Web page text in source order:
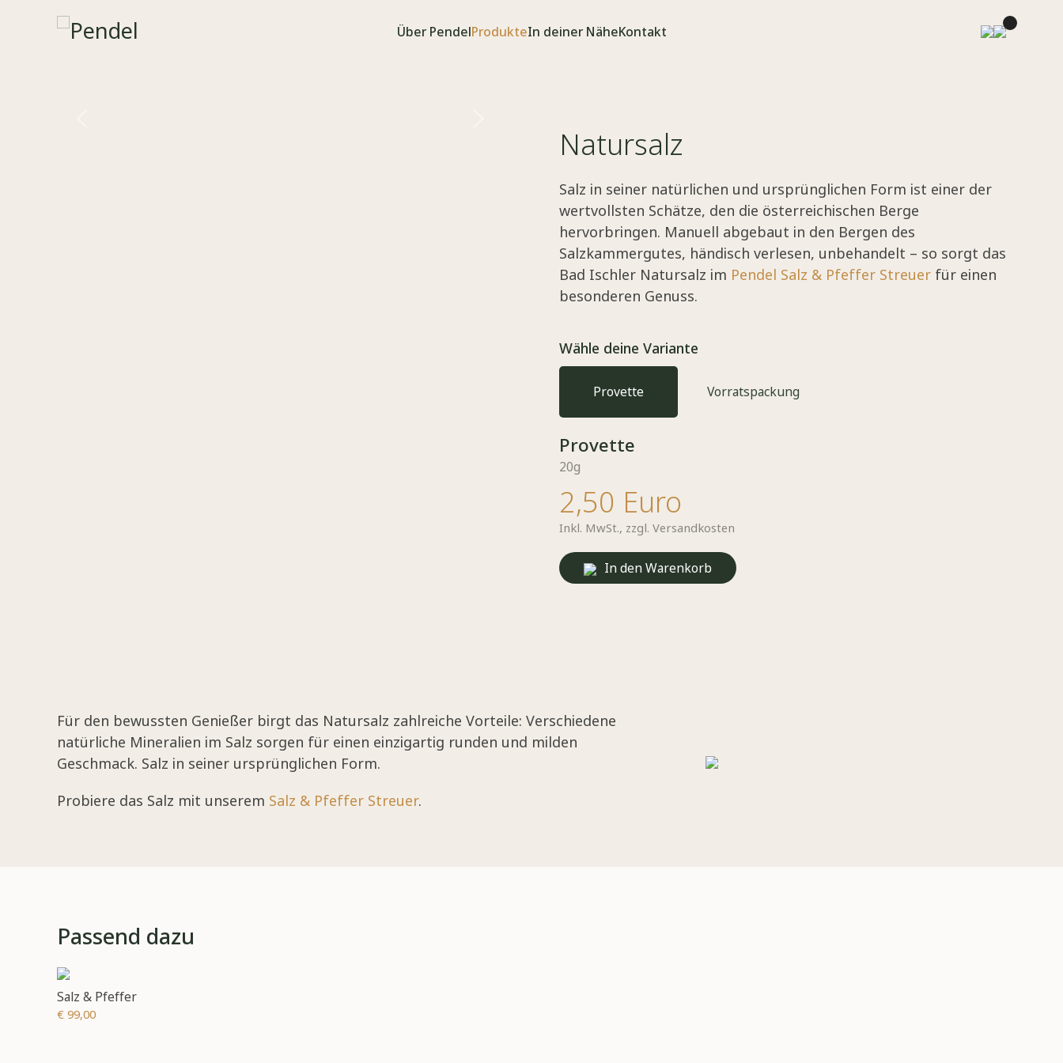
Über PendelProdukteIn deiner NäheKontakt
Natursalz
Salz in seiner natürlichen und ursprünglichen Form ist einer der
wertvollsten Schätze, den die österreichischen Berge
hervorbringen. Manuell abgebaut in den Bergen des
Salzkammergutes, händisch verlesen, unbehandelt – so sorgt das
Bad Ischler Natursalz im Pendel Salz & Pfeffer Streuer für einen
besonderen Genuss.
Wähle deine Variante
Provette Vorratspackung
Provette
20g
2,50 Euro
Inkl. MwSt., zzgl. Versandkosten
In den Warenkorb
Für den bewussten Genießer birgt das Natursalz zahlreiche Vorteile: Verschiedene
natürliche Mineralien im Salz sorgen für einen einzigartig runden und milden
Geschmack. Salz in seiner ursprünglichen Form.
Probiere das Salz mit unserem Salz & Pfeffer Streuer.
Passend dazu
Salz & Pfeffer
€ 99,00